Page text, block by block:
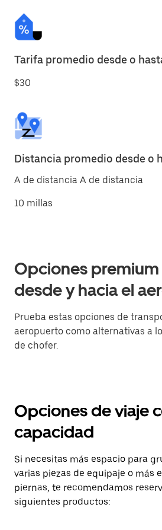
Tarifa promedio desde o
$30
Distancia promedio desde o
A de distancia A de distancia
10 millas
Opciones premium
desde y hacia el
Prueba estas opciones de
aeropuerto como alternativas a
de chofer.
Opciones de viaje
capacidad
Si necesitas más espacio para
varias piezas de equipaje o más
piernas, te recomendamos
siguientes productos: